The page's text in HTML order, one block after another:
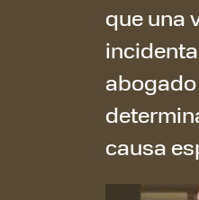
que una
causa